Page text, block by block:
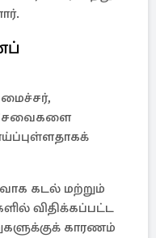
சேவைகளை
கடல் மற்றும்
விதிக்கப்பட்ட
காரணம்